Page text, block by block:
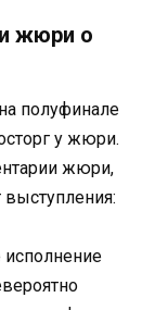
жюри о
полуфинале
у жюри.
жюри,